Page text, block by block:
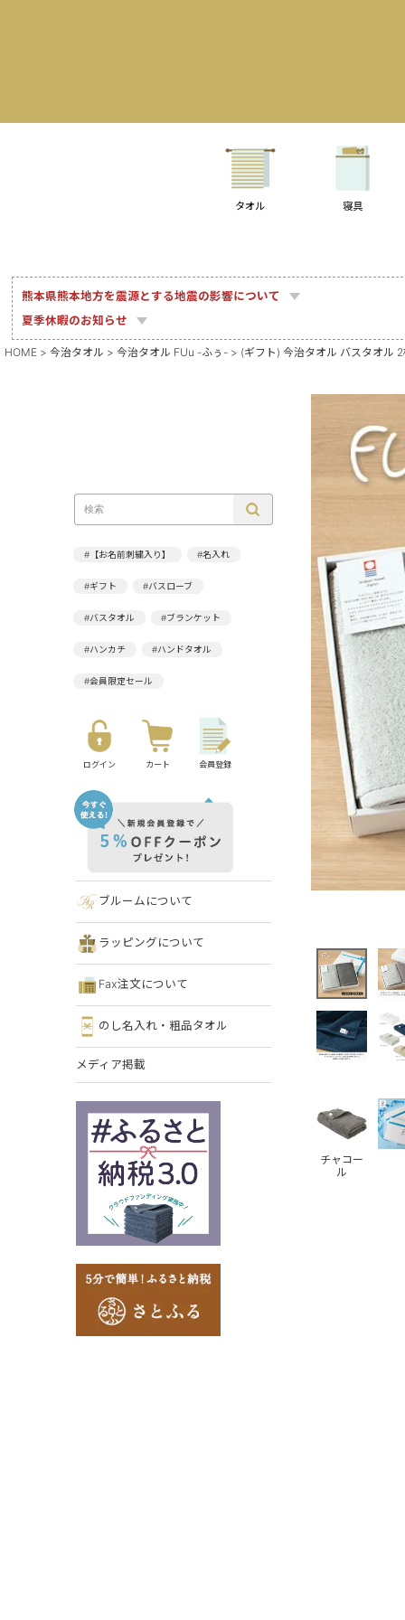
タオル 寝具
熊本県熊本地方を震源とする地震の影響について
夏季休暇のお知らせ
HOME 今治タオル 今治タオル FUu -ふぅ- (ギフト) 今治タオル バスタオル
#【お名前刺繍入り】 #名入れ
#ギフト #バスローブ
#バスタオル #ブランケット
#ハンカチ #ハンドタオル
#会員限定セール
ログイン カート 会員登録
ブルームについて
ラッピングについて
Fax注文について
のし名入れ・粗品タオル
メディア掲載
チャコー
ル